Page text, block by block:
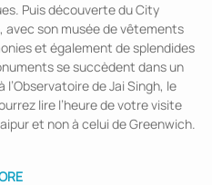
Puis découverte du City
avec son musée de vêtements
et également de splendides
se succèdent dans un
de Jai Singh, le
lire l’heure de votre visite
et non à celui de Greenwich.